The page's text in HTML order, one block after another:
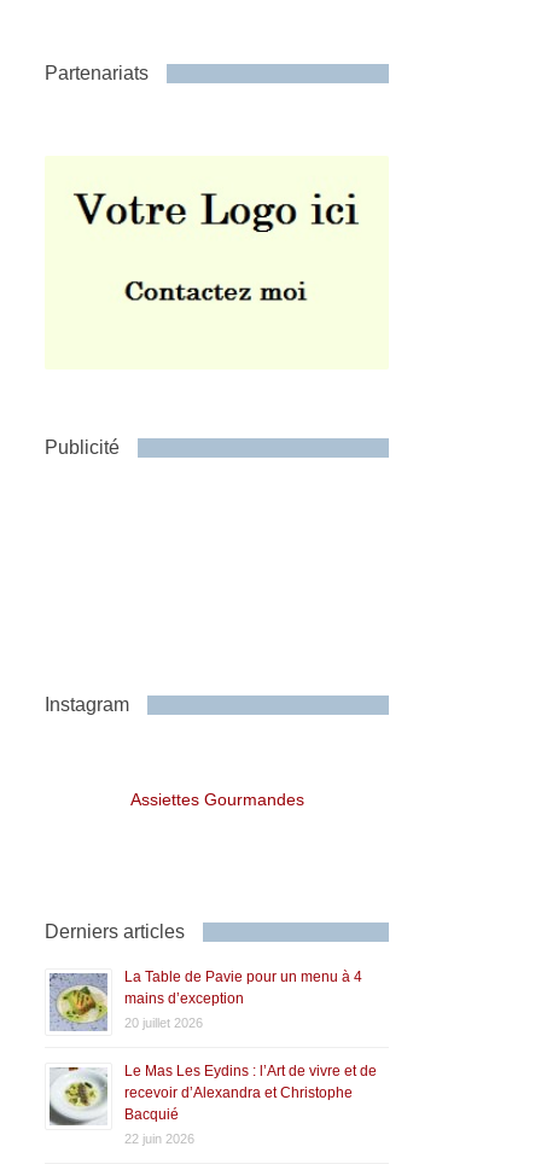
Partenariats
Publicité
Instagram
Assiettes Gourmandes
Derniers articles
La Table de Pavie pour un menu à 4
mains d’exception
20 juillet 2026
Le Mas Les Eydins : l’Art de vivre et de
recevoir d’Alexandra et Christophe
Bacquié
22 juin 2026